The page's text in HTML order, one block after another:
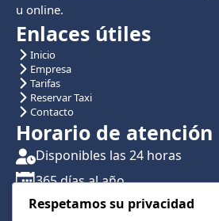
u online.
Enlaces útiles
Inicio
Empresa
Tarifas
Reservar Taxi
Contacto
Horario de atención
Disponibles las 24 horas
365 días al año
Traslados con reserva previa
Respetamos su privacidad